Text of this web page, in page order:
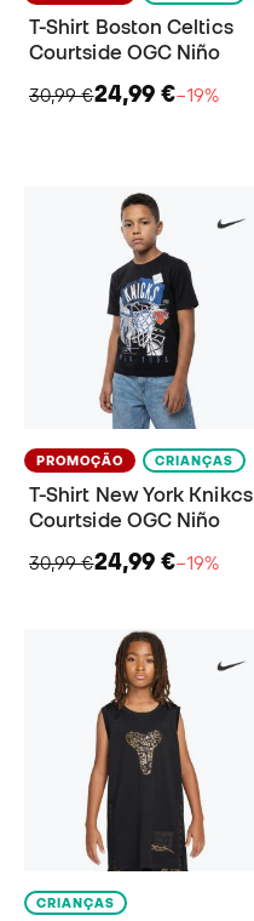
T-Shirt Boston Celtics
Courtside OGC Niño
30,99 €24,99 €−19%
PROMOÇÃO CRIANÇAS
T-Shirt New York Knikcs
Courtside OGC Niño
30,99 €24,99 €−19%
CRIANÇAS